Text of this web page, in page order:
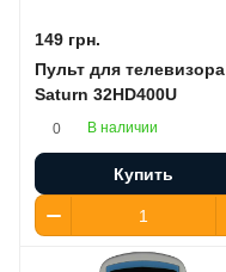
149 грн.
Пульт для телевизора
Saturn 32HD400U
0 В наличии
Купить